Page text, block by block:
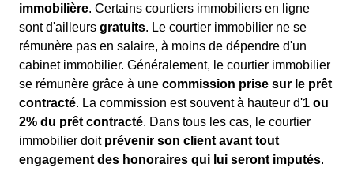
immobilière. Certains courtiers immobiliers en ligne
sont d'ailleurs gratuits. Le courtier immobilier ne se
rémunère pas en salaire, à moins de dépendre d'un
cabinet immobilier. Généralement, le courtier immobilier
se rémunère grâce à une commission prise sur le prêt
contracté. La commission est souvent à hauteur d'1 ou
2% du prêt contracté. Dans tous les cas, le courtier
immobilier doit prévenir son client avant tout
engagement des honoraires qui lui seront imputés.